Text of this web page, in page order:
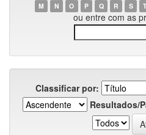
M
N O P Q R S
ou entre com as
Classificar por:
Resultados/